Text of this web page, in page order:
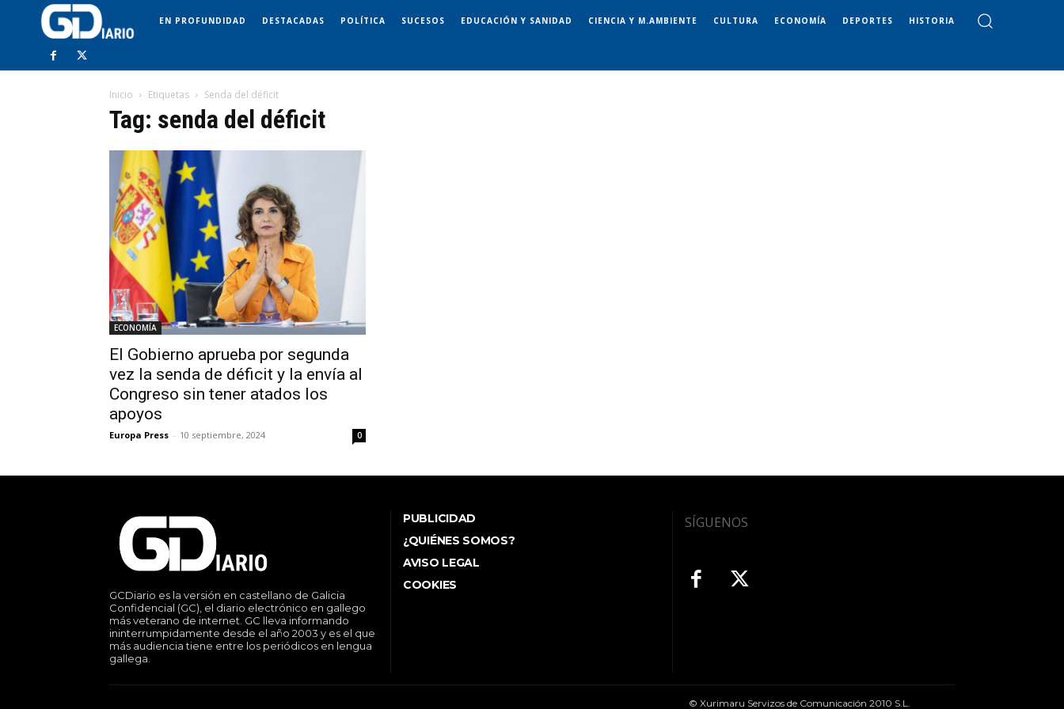
EN PROFUNDIDAD DESTACADAS POLÍTICA SUCESOS EDUCACIÓN Y SANIDAD CIENCIA Y M.AMBIENTE CULTURA ECONOMÍA DEPORTES HISTORIA
Inicio Etiquetas Senda del déficit
Tag: senda del déficit
ECONOMÍA
El Gobierno aprueba por segunda
vez la senda de déficit y la envía al
Congreso sin tener atados los
apoyos
Europa Press - 10 septiembre, 2024 0
GCDiario es la versión en castellano de Galicia
Confidencial (GC), el diario electrónico en gallego
más veterano de internet. GC lleva informando
ininterrumpidamente desde el año 2003 y es el que
más audiencia tiene entre los periódicos en lengua
gallega.
PUBLICIDAD
¿QUIÉNES SOMOS?
AVISO LEGAL
COOKIES
SÍGUENOS
© Xurimaru Servizos de Comunicación 2010 S.L.